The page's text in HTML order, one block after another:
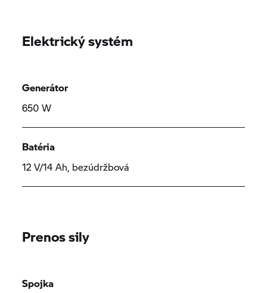
Elektrický systém
Generátor
650 W
Batéria
12 V/14 Ah, bezúdržbová
Prenos sily
Spojka